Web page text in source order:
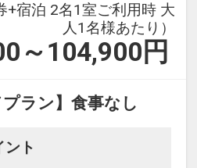
+宿泊 2名1室ご利用時 大
人1名様あたり）
～104,900 円
プラン】食事なし
ント